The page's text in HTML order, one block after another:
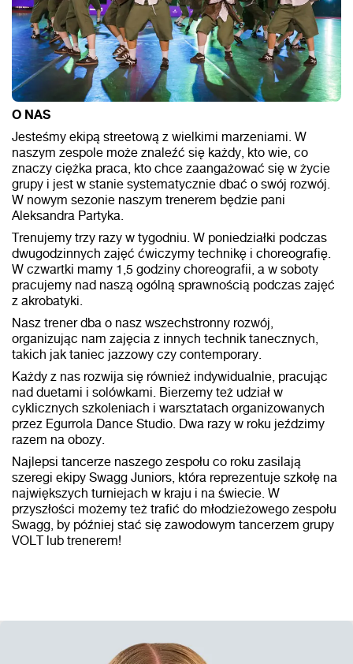
O NAS
Jesteśmy ekipą streetową z wielkimi marzeniami. W
naszym zespole może znaleźć się każdy, kto wie, co
znaczy ciężka praca, kto chce zaangażować się w życie
grupy i jest w stanie systematycznie dbać o swój rozwój.
W nowym sezonie naszym trenerem będzie pani
Aleksandra Partyka.
Trenujemy trzy razy w tygodniu. W poniedziałki podczas
dwugodzinnych zajęć ćwiczymy technikę i choreografię.
W czwartki mamy 1,5 godziny choreografii, a w soboty
pracujemy nad naszą ogólną sprawnością podczas zajęć
z akrobatyki.
Nasz trener dba o nasz wszechstronny rozwój,
organizując nam zajęcia z innych technik tanecznych,
takich jak taniec jazzowy czy contemporary.
Każdy z nas rozwija się również indywidualnie, pracując
nad duetami i solówkami. Bierzemy też udział w
cyklicznych szkoleniach i warsztatach organizowanych
przez Egurrola Dance Studio. Dwa razy w roku jeździmy
razem na obozy.
Najlepsi tancerze naszego zespołu co roku zasilają
szeregi ekipy Swagg Juniors, która reprezentuje szkołę na
największych turniejach w kraju i na świecie. W
przyszłości możemy też trafić do młodzieżowego zespołu
Swagg, by później stać się zawodowym tancerzem grupy
VOLT lub trenerem!